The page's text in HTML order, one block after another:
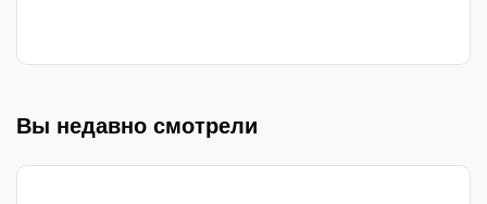
Вы недавно смотрели